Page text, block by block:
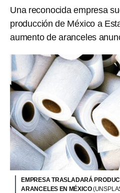
Una reconocida empresa
producción de México a
aumento de aranceles
EMPRESA TRASLADARÁ
ARANCELES EN MÉXICO